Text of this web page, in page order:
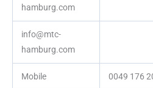
hamburg.com
info@mtc-
hamburg.com
Mobile 0049 176